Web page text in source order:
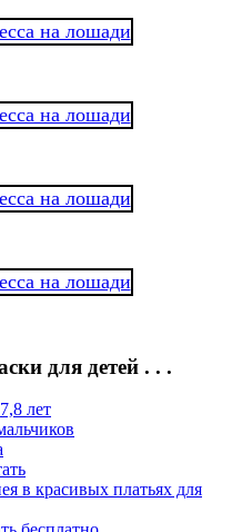
для детей . . .
лет
в красивых платьях для